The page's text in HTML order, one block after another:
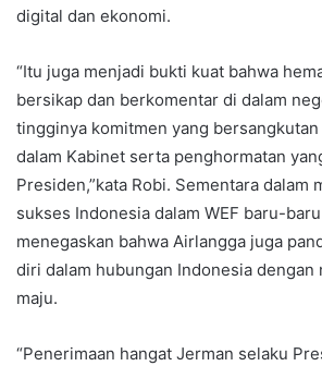
digital dan ekonomi.
“Itu juga menjadi bukti kuat bahwa
bersikap dan berkomentar di dalam
tingginya komitmen yang
dalam Kabinet serta penghormatan
Presiden,”kata Robi. Sementara dalam
sukses Indonesia dalam WEF baru-
menegaskan bahwa Airlangga juga
diri dalam hubungan Indonesia dengan
maju.
“Penerimaan hangat Jerman selaku